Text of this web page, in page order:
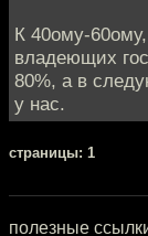
К 40ому-
владеющих
80%, а в
у нас.
cтраницы: 1
полезные